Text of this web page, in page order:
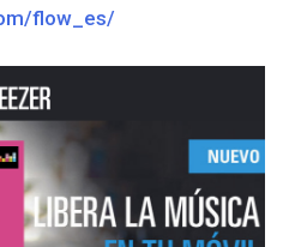
flow_es/